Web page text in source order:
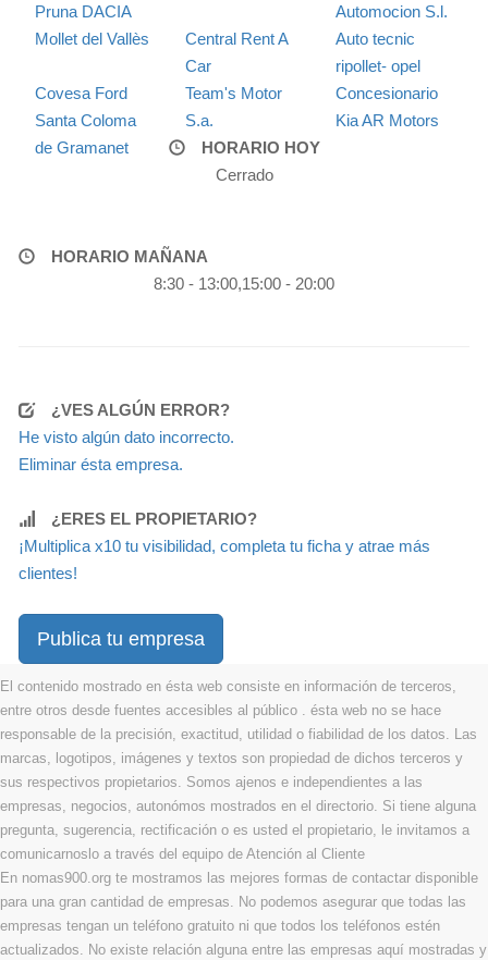
Pruna DACIA
Mollet del Vallès
Automocion S.l.
Central Rent A
Car
Auto tecnic
ripollet- opel
Covesa Ford
Santa Coloma
de Gramanet
Team's Motor
S.a.
Concesionario
Kia AR Motors
HORARIO HOY
Cerrado
HORARIO MAÑANA
8:30 - 13:00,15:00 - 20:00
¿VES ALGÚN ERROR?
He visto algún dato incorrecto.
Eliminar ésta empresa.
¿ERES EL PROPIETARIO?
¡Multiplica x10 tu visibilidad, completa tu ficha y atrae más
clientes!
Publica tu empresa
El contenido mostrado en ésta web consiste en información de terceros,
entre otros desde fuentes accesibles al público . ésta web no se hace
responsable de la precisión, exactitud, utilidad o fiabilidad de los datos. Las
marcas, logotipos, imágenes y textos son propiedad de dichos terceros y
sus respectivos propietarios. Somos ajenos e independientes a las
empresas, negocios, autonómos mostrados en el directorio. Si tiene alguna
pregunta, sugerencia, rectificación o es usted el propietario, le invitamos a
comunicarnoslo a través del equipo de Atención al Cliente
En nomas900.org te mostramos las mejores formas de contactar disponible
para una gran cantidad de empresas. No podemos asegurar que todas las
empresas tengan un teléfono gratuito ni que todos los teléfonos estén
actualizados. No existe relación alguna entre las empresas aquí mostradas y